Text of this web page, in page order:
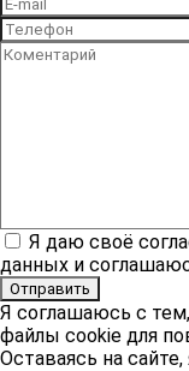
Я даю своё
данных и
Я соглашаюсь с
файлы cookie для
Оставаясь на